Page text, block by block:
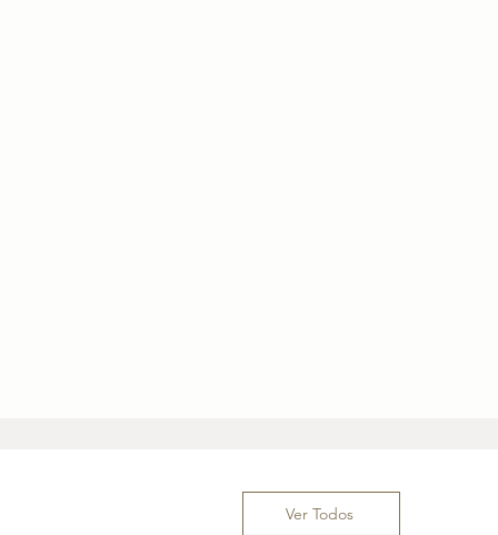
Ver Todos